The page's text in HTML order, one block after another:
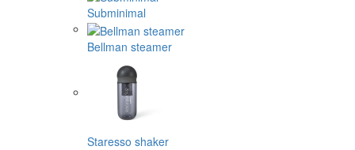
Subminimal
Bellman steamer
Staresso shaker